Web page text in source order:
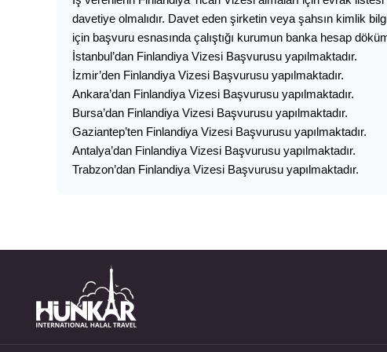
davetiye olmalıdır. Davet eden şirketin veya şahsın kimlik
için başvuru esnasında çalıştığı kurumun banka hesap
İstanbul’dan Finlandiya Vizesi Başvurusu yapılmaktadır.
İzmir’den Finlandiya Vizesi Başvurusu yapılmaktadır.
Ankara’dan Finlandiya Vizesi Başvurusu yapılmaktadır.
Bursa’dan Finlandiya Vizesi Başvurusu yapılmaktadır.
Gaziantep’ten Finlandiya Vizesi Başvurusu yapılmaktadır.
Antalya’dan Finlandiya Vizesi Başvurusu yapılmaktadır.
Trabzon’dan Finlandiya Vizesi Başvurusu yapılmaktadır.